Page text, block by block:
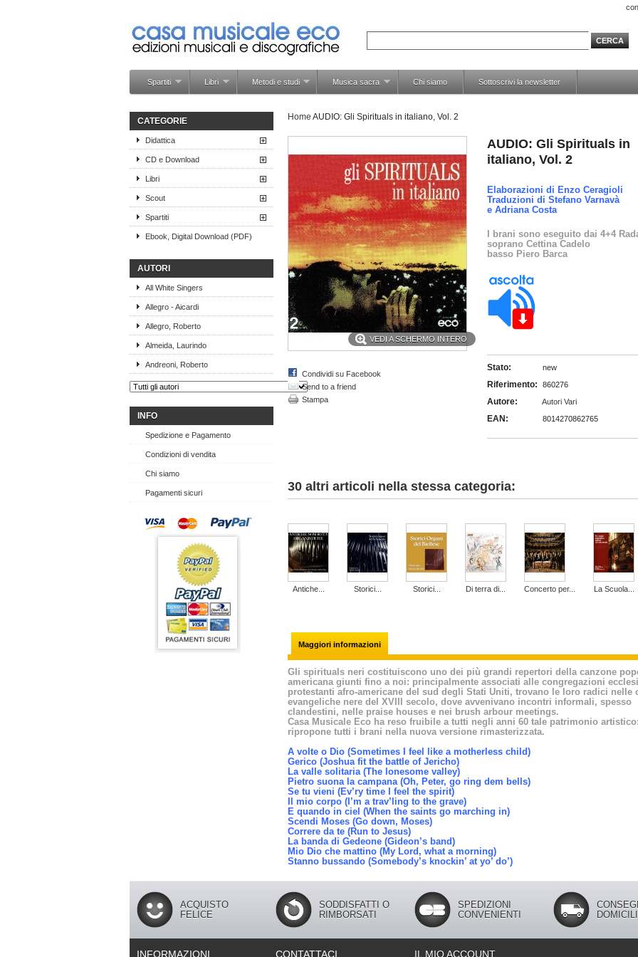
Spartiti Libri Metodi e studi Musica sacra Chi siamo Sottoscrivi la newsletter
CATEGORIE
Didattica
CD e Download
Libri
Scout
Spartiti
Ebook, Digital Download (PDF)
AUTORI
All White Singers
Allegro - Aicardi
Allegro, Roberto
Almeida, Laurindo
Andreoni, Roberto
INFO
Spedizione e Pagamento
Condizioni di vendita
Chi siamo
Pagamenti sicuri
Home AUDIO: Gli Spirituals in italiano, Vol. 2
VEDI A SCHERMO INTERO
Condividi su Facebook
Send to a friend
Stampa
AUDIO: Gli Spirituals in
italiano, Vol. 2
Elaborazioni di Enzo Ceragioli
Traduzioni di Stefano Varnavà
e Adriana Costa
I brani sono eseguito dai 4+4
soprano Cettina Cadelo
basso Piero Barca
Stato: new
Riferimento: 860276
Autore: Autori Vari
EAN: 8014270862765
30 altri articoli nella stessa categoria:
Antiche... Storici... Storici... Di terra di... Concerto per... La Scuola...
Maggiori informazioni
Gli spirituals neri costituiscono uno dei più grandi repertori della canzone
americana giunti fino a noi: principalmente associati alle congregazioni
protestanti afro-americane del sud degli Stati Uniti, trovano le loro radici nelle
evangeliche nere del XVIII secolo, dove avvenivano incontri informali, spesso
clandestini, nelle praise houses e nei brush arbour meetings.
Casa Musicale Eco ha reso fruibile a tutti negli anni 60 tale patrimonio
ripropone tutti i brani nella nuova versione rimasterizzata.
A volte o Dio (Sometimes I feel like a motherless child)
Gerico (Joshua fit the battle of Jericho)
La valle solitaria (The lonesome valley)
Pietro suona la campana (Oh, Peter, go ring dem bells)
Se tu vieni (Ev’ry time I feel the spirit)
Il mio corpo (I’m a trav’ling to the grave)
E quando in ciel (When the saints go marching in)
Scendi Moses (Go down, Moses)
Correre da te (Run to Jesus)
La banda di Gedeone (Gideon’s band)
Mio Dio che mattino (My Lord, what a morning)
Stanno bussando (Somebody’s knockin’ at yo’ do’)
ACQUISTO
FELICE
SODDISFATTI O
RIMBORSATI
SPEDIZIONI
CONVENIENTI
INFORMAZIONI CONTATTACI IL MIO ACCOUNT